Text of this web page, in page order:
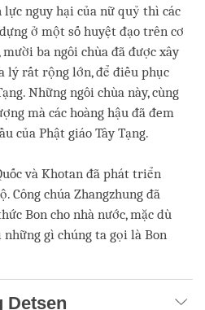
lực nguy hại của nữ quỷ thì các
ở một số huyệt đạo trên cơ
ba ngôi chùa đã được xây
lý rất rộng lớn, để điều phục
Những ngôi chùa này, cùng
mà các hoàng hậu đã đem
của Phật giáo Tây Tạng.
và Khotan đã phát triển
Công chúa Zhangzhung đã
Bon cho nhà nước, mặc dù
gì chúng ta gọi là Bon
Detsen